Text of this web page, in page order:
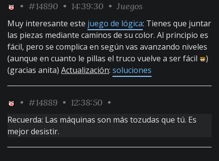
• #14890 • 14:39:30 • Juegos
Muy interesante este juego de lógica: Tienes que juntar
las piezas mediante caminos de su color. Al principio es
fácil, pero se complica en según vas avanzando niveles
(aunque en cuanto le pillas el truco vuelve a ser fácil
)
(gracias anita) Actualización: soluciones
• #14889 • 12:38:50 •
Recuerda: Las máquinas son más tozudas que tú. Es
mejor desistir.